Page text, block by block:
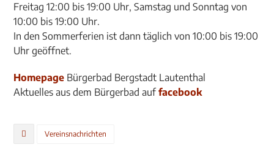
Freitag 12:00 bis 19:00 Uhr, Samstag und Sonntag von
10:00 bis 19:00 Uhr.
In den Sommerferien ist dann täglich von 10:00 bis 19:00
Uhr geöffnet.
Homepage Bürgerbad Bergstadt Lautenthal
Aktuelles aus dem Bürgerbad auffacebook
Vereinsnachrichten